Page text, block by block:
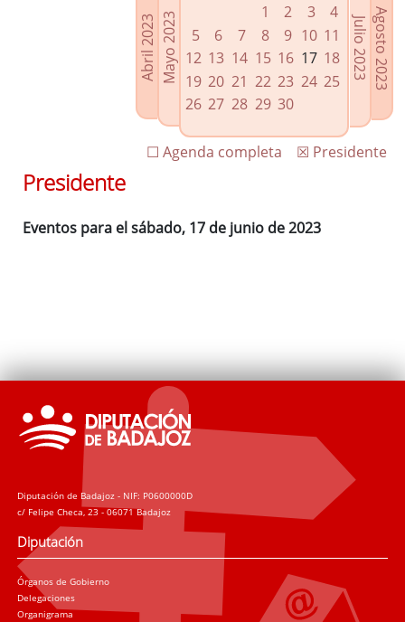
Enlaces relacionados
Agenda de Presidencia
Plenos provinciales y Juntas de gobierno
Oficina de Proyectos Europeos
Abril 2023Mayo 2023
1
2 3
4
5
6 7 8 9 10 11
12 13 14 15 16 17 18
19 20 21 22 23 24 25
26 27 28 29 30
Agosto 2023
Julio 2023
☒ Presidente
☐ Agenda completa
Presidente
Eventos para el sábado, 17 de junio de 2023
Diputación de Badajoz - NIF: P0600000D
c/ Felipe Checa, 23 - 06071 Badajoz
Diputación
Órganos de Gobierno
Delegaciones
Organigrama